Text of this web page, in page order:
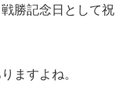
勝記念日として祝
ますよね。